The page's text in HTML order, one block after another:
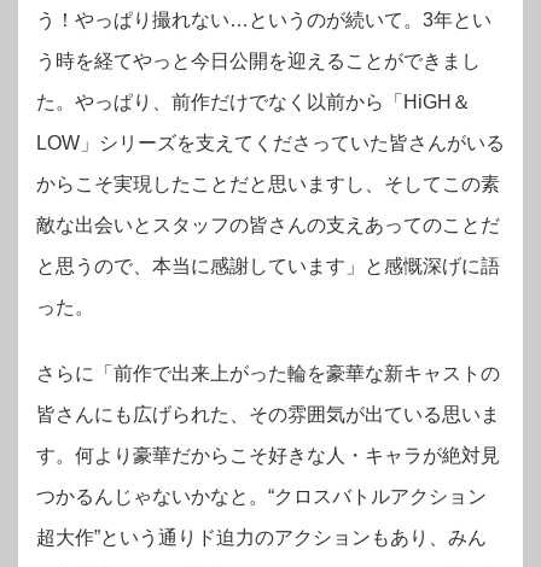
う！やっぱり撮れない…というのが続いて。3年とい
う時を経てやっと今日公開を迎えることができまし
た。やっぱり、前作だけでなく以前から「HiGH＆
LOW」シリーズを支えてくださっていた皆さんがいる
からこそ実現したことだと思いますし、そしてこの素
敵な出会いとスタッフの皆さんの支えあってのことだ
と思うので、本当に感謝しています」と感慨深げに語
った。
さらに「前作で出来上がった輪を豪華な新キャストの
皆さんにも広げられた、その雰囲気が出ている思いま
す。何より豪華だからこそ好きな人・キャラが絶対見
つかるんじゃないかなと。“クロスバトルアクション
超大作”という通りド迫力のアクションもあり、みん